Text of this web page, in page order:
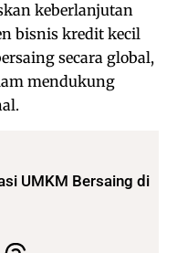
keberlanjutan
bisnis kredit kecil
secara global,
mendukung
UMKM Bersaing di